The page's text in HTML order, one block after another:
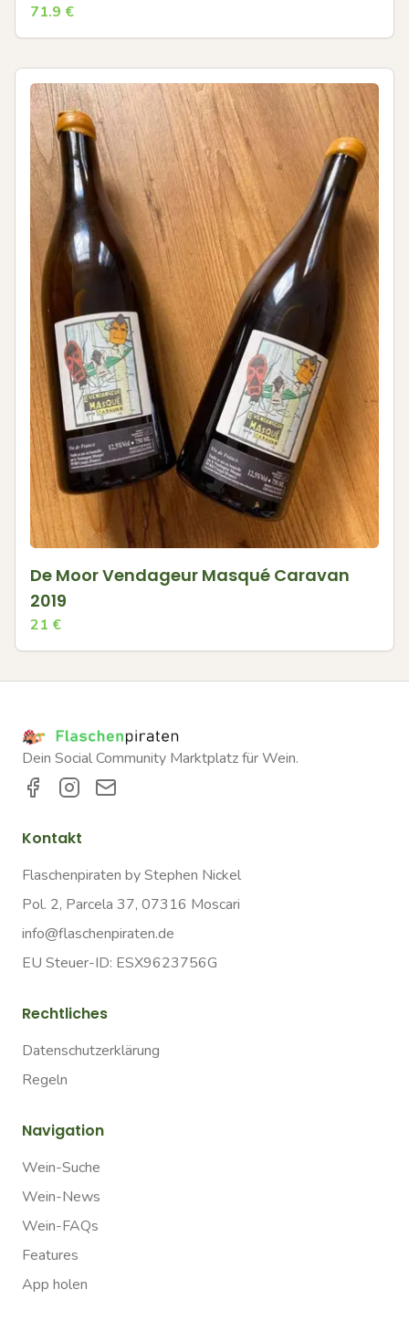
71.9 €
De Moor Vendageur Masqué Caravan
2019
21 €
Dein Social Community Marktplatz für Wein.
Kontakt
Flaschenpiraten by Stephen Nickel
Pol. 2, Parcela 37, 07316 Moscari
info@flaschenpiraten.de
EU Steuer-ID: ESX9623756G
Rechtliches
Datenschutzerklärung
Regeln
Navigation
Wein-Suche
Wein-News
Wein-FAQs
Features
App holen